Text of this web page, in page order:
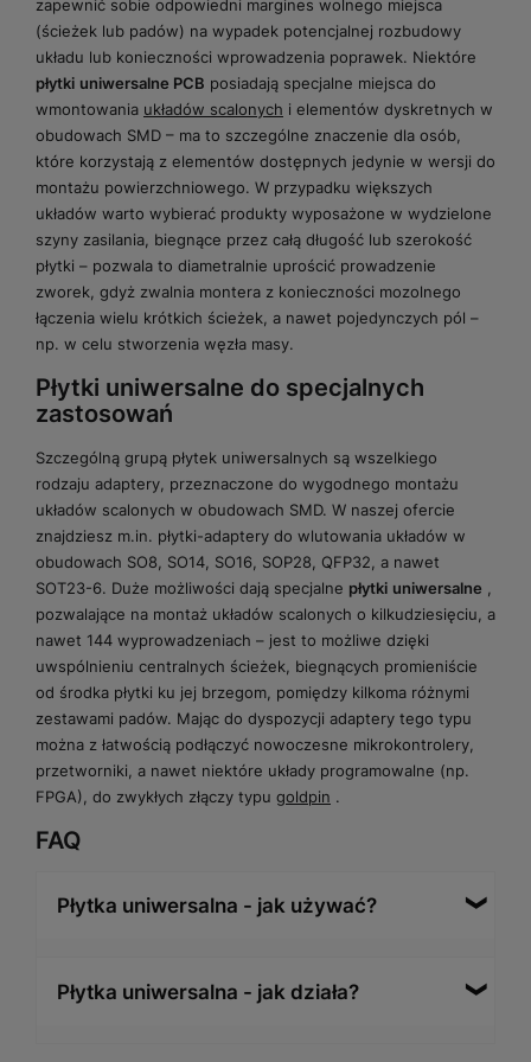
zapewnić sobie odpowiedni margines wolnego miejsca
(ścieżek lub padów) na wypadek potencjalnej rozbudowy
układu lub konieczności wprowadzenia poprawek. Niektóre
płytki uniwersalne PCB posiadają specjalne miejsca do
wmontowania układów scalonych i elementów dyskretnych w
obudowach SMD – ma to szczególne znaczenie dla osób,
które korzystają z elementów dostępnych jedynie w wersji do
montażu powierzchniowego. W przypadku większych
układów warto wybierać produkty wyposażone w wydzielone
szyny zasilania, biegnące przez całą długość lub szerokość
płytki – pozwala to diametralnie uprościć prowadzenie
zworek, gdyż zwalnia montera z konieczności mozolnego
łączenia wielu krótkich ścieżek, a nawet pojedynczych pól –
np. w celu stworzenia węzła masy.
Płytki uniwersalne do specjalnych
zastosowań
Szczególną grupą płytek uniwersalnych są wszelkiego
rodzaju adaptery, przeznaczone do wygodnego montażu
układów scalonych w obudowach SMD. W naszej ofercie
znajdziesz m.in. płytki-adaptery do wlutowania układów w
obudowach SO8, SO14, SO16, SOP28, QFP32, a nawet
SOT23-6. Duże możliwości dają specjalne płytki uniwersalne
pozwalające na montaż układów scalonych o kilkudziesięciu, a
nawet 144 wyprowadzeniach – jest to możliwe dzięki
uwspólnieniu centralnych ścieżek, biegnących promieniście
od środka płytki ku jej brzegom, pomiędzy kilkoma różnymi
zestawami padów. Mając do dyspozycji adaptery tego typu
można z łatwością podłączyć nowoczesne mikrokontrolery,
przetworniki, a nawet niektóre układy programowalne (np.
FPGA), do zwykłych złączy typu goldpin .
FAQ
Płytka uniwersalna - jak używać?
W przypadku płytek z samymi tylko polami lutowniczymi
Płytka uniwersalna - jak działa?